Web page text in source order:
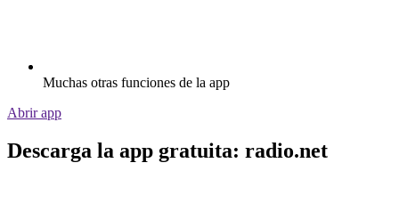
Muchas otras funciones de la app
Abrir app
Descarga la app gratuita: radio.net